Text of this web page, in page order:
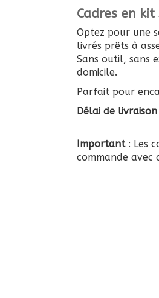
Cadres en
Optez pour une
livrés prêts à
Sans outil, sans
domicile.
Parfait pour
Délai de livraison
Important: Les
commande avec